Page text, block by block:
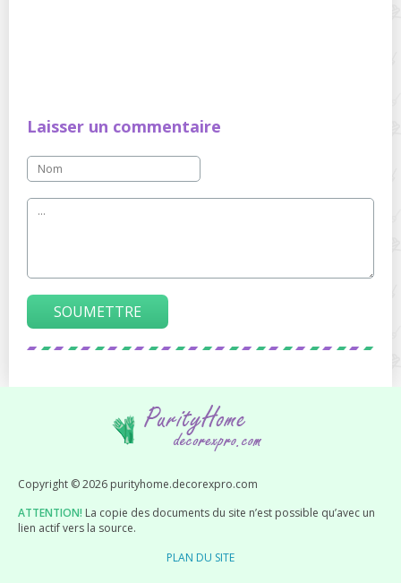
Laisser un commentaire
SOUMETTRE
Copyright © 2026 purityhome.decorexpro.com
ATTENTION! La copie des documents du site n’est possible qu’avec un
lien actif vers la source.
PLAN DU SITE